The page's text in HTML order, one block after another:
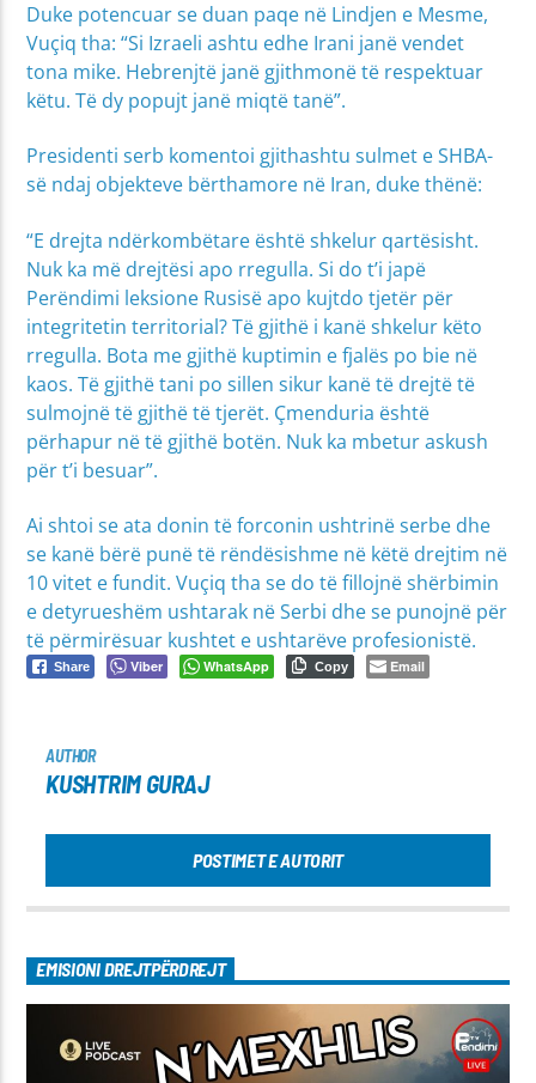
Duke potencuar se duan paqe në Lindjen e Mesme,
Vuçiq tha: “Si Izraeli ashtu edhe Irani janë vendet
tona mike. Hebrenjtë janë gjithmonë të respektuar
këtu. Të dy popujt janë miqtë tanë”.
Presidenti serb komentoi gjithashtu sulmet e SHBA-
së ndaj objekteve bërthamore në Iran, duke thënë:
“E drejta ndërkombëtare është shkelur qartësisht.
Nuk ka më drejtësi apo rregulla. Si do t’i japë
Perëndimi leksione Rusisë apo kujtdo tjetër për
integritetin territorial? Të gjithë i kanë shkelur këto
rregulla. Bota me gjithë kuptimin e fjalës po bie në
kaos. Të gjithë tani po sillen sikur kanë të drejtë të
sulmojnë të gjithë të tjerët. Çmenduria është
përhapur në të gjithë botën. Nuk ka mbetur askush
për t’i besuar”.
Ai shtoi se ata donin të forconin ushtrinë serbe dhe
se kanë bërë punë të rëndësishme në këtë drejtim në
10 vitet e fundit. Vuçiq tha se do të fillojnë shërbimin
e detyrueshëm ushtarak në Serbi dhe se punojnë për
të përmirësuar kushtet e ushtarëve profesionistë.
Share Viber WhatsApp Copy Email
AUTHOR
KUSHTRIM GURAJ
POSTIMET E AUTORIT
EMISIONI DREJTPËRDREJT